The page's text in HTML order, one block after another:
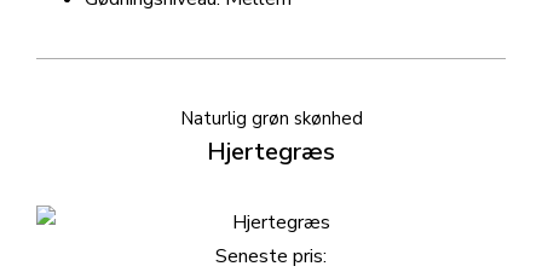
Naturlig grøn skønhed
Hjertegræs
Seneste pris: